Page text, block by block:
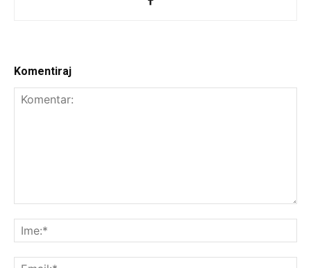
Komentiraj